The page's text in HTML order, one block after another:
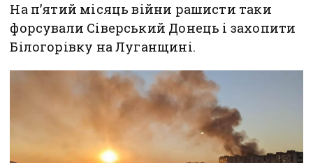
На п’ятий місяць війни рашисти таки
форсували Сіверський Донець і захопити
Білогорівку на Луганщині.